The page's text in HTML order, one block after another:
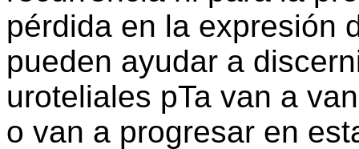
pérdida en la expresión
pueden ayudar a
uroteliales pTa van a
o van a progresar en